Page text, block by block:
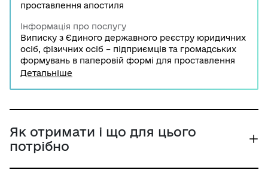
проставлення апостиля
Інформація про послугу
Виписку з Єдиного державного реєстру юридичних
осіб, фізичних осіб – підприємців та громадських
формувань в паперовій формі для проставлення
апостилю надає територіальний орган Міністерства
Детальніше
Як отримати і що для цього
потрібно